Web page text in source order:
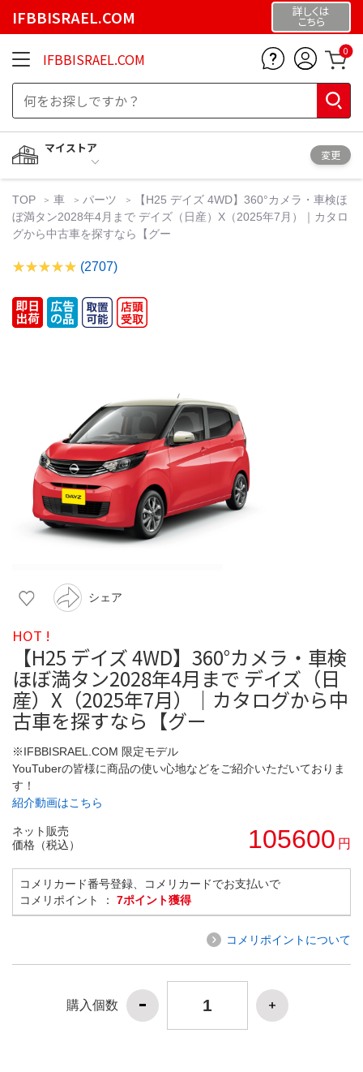
IFBBISRAEL.COM 詳しくは
こちら
IFBBISRAEL.COM 0
マイストア
変更
TOP 車 パーツ
【H25 デイズ 4WD】360°カメラ・車検ほ
ぼ満タン2028年4月まで デイズ（日産）X（2025年7月）｜カタロ
グから中古車を探すなら【グー
(2707)
シェア
HOT !
【H25 デイズ 4WD】360°カメラ・車検
ほぼ満タン2028年4月まで デイズ（日
産）X（2025年7月）｜カタログから中
古車を探すなら【グー
※IFBBISRAEL.COM 限定モデル
YouTuberの皆様に商品の使い心地などをご紹介いただいておりま
す！
紹介動画はこちら
ネット販売
価格（税込）
105600 円
コメリカード番号登録、コメリカードでお支払いで
コメリポイント ： 7ポイント獲得
コメリポイントについて
購入個数